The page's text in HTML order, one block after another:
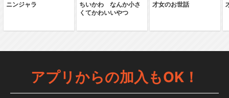
ニンジャラ
ちいかわ なんか小さ
くてかわいいやつ
才女のお世話
アプリからの加入もOK！